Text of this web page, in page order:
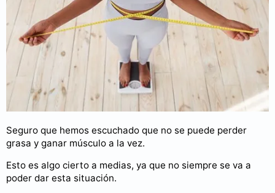
Seguro que hemos escuchado que no se puede perder
grasa y ganar músculo a la vez.
Esto es algo cierto a medias, ya que no siempre se va a
poder dar esta situación.